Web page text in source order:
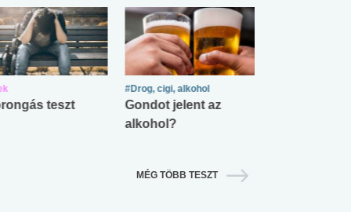
teszt
#Drog, cigi, alkohol
Gondot jelent az
alkohol?
MÉG TÖBB TESZT